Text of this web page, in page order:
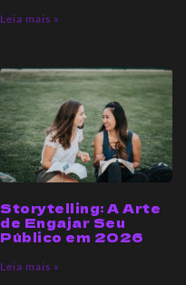
Leia mais »
Storytelling: A Arte
de Engajar Seu
Público em 2026
Leia mais »